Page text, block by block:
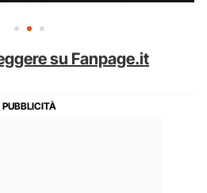
su Fanpage.it